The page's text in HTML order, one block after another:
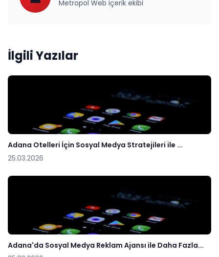
Metropol Web içerik ekibi
İlgili Yazılar
Adana Otelleri İçin Sosyal Medya Stratejileri ile ...
25.03.2026
Adana'da Sosyal Medya Reklam Ajansı ile Daha Fazla...